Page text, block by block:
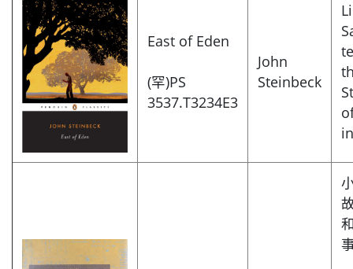
East of Eden
(罕)PS
3537.T3234E3
John
Steinbeck